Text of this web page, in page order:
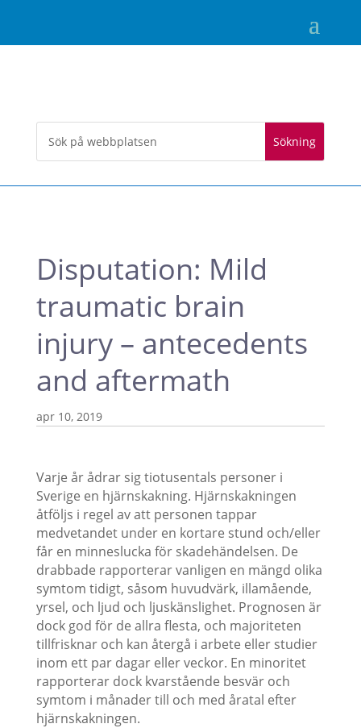
Disputation: Mild
traumatic brain
injury – antecedents
and aftermath
apr 10, 2019
Varje år ådrar sig tiotusentals personer i
Sverige en hjärnskakning. Hjärnskakningen
åtföljs i regel av att personen tappar
medvetandet under en kortare stund och/eller
får en minneslucka för skadehändelsen. De
drabbade rapporterar vanligen en mängd olika
symtom tidigt, såsom huvudvärk, illamående,
yrsel, och ljud och ljuskänslighet. Prognosen är
dock god för de allra flesta, och majoriteten
tillfrisknar och kan återgå i arbete eller studier
inom ett par dagar eller veckor. En minoritet
rapporterar dock kvarstående besvär och
symtom i månader till och med åratal efter
hjärnskakningen.